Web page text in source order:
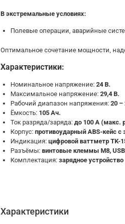
В экстремальные условиях:
Полевые операции, аварийные
Оптимальное сочетание мощности,
Характеристики:
Номинальное напряжение: 24 В.
Максимальное напряжение: 29,4 В.
Рабочий диапазон напряжения: 20 –
Ёмкость: 105 Ач.
Ток разряда/заряда: до 100 А (макс.
Корпус: противоударный ABS-кейс
Индикация: цифровой ваттметр TK-
Разъёмы: винтовые клеммы М8,
Комплектация: зарядное
Характеристики